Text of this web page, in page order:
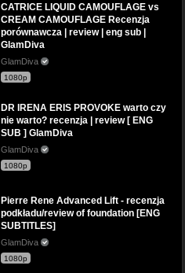
CATRICE LIQUID CAMOUFLAGE vs
CREAM CAMOUFLAGE Recenzja
porównawcza | review | eng sub |
GlamDiva
GlamDiva
1080p
DR IRENA ERIS PROVOKE warto czy
nie warto? recenzja | review [ ENG
SUB ] GlamDiva
GlamDiva
1080p
Pierre Rene Advanced Lift - recenzja
podkładu/review of foundation [ENG
SUBTITLES]
GlamDiva
1080p